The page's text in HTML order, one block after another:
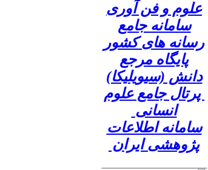
علوم و فن آوری
سامانه جامع
رسانه های کشور
پایگاه مرجع
دانش (سیویلیکا)
پرتال جامع علوم
انسانی
سامانه اطلاعات
پژوهشی ایران